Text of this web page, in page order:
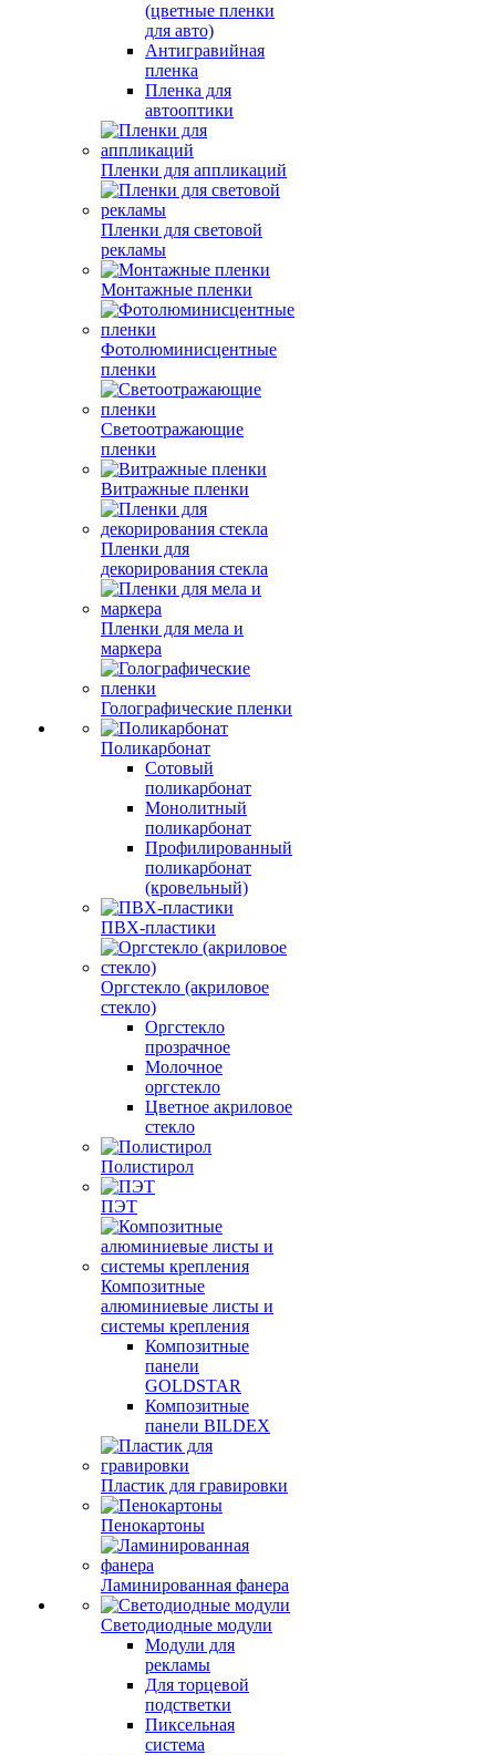
(цветные пленки
для авто)
Антигравийная
пленка
Пленка для
автооптики
Пленки для аппликаций
Пленки для световой
рекламы
Монтажные пленки
Фотолюминисцентные
пленки
Светоотражающие
пленки
Витражные пленки
Пленки для
декорирования стекла
Пленки для мела и
маркера
Голографические пленки
Поликарбонат
Сотовый
поликарбонат
Монолитный
поликарбонат
Профилированный
поликарбонат
(кровельный)
ПВХ-пластики
Оргстекло (акриловое
стекло)
Оргстекло
прозрачное
Молочное
оргстекло
Цветное акриловое
стекло
Полистирол
ПЭТ
Композитные
алюминиевые листы и
системы крепления
Композитные
панели
GOLDSTAR
Композитные
панели BILDEX
Пластик для гравировки
Пенокартоны
Ламинированная фанера
Светодиодные модули
Модули для
рекламы
Для торцевой
подстветки
Пиксельная
система